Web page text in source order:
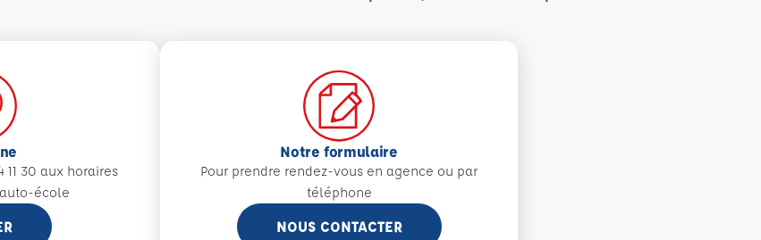
11 30 aux horaires
école
Notre formulaire
Pour prendre rendez-vous en agence ou par
téléphone
NOUS CONTACTER